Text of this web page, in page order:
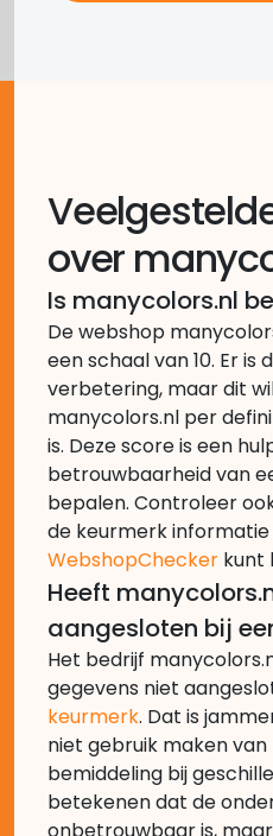
over
Is manycolors.nl
De webshop
een schaal van 10. Er is
verbetering, maar dit
manycolors.nl per
is. Deze score is een
betrouwbaarheid van
bepalen. Controleer
de keurmerk informatie
WebshopChecker kunt
Heeft
aangesloten bij
Het bedrijf
gegevens niet
keurmerk. Dat is
niet gebruik maken
bemiddeling bij
betekenen dat de
onbetrouwbaar is,